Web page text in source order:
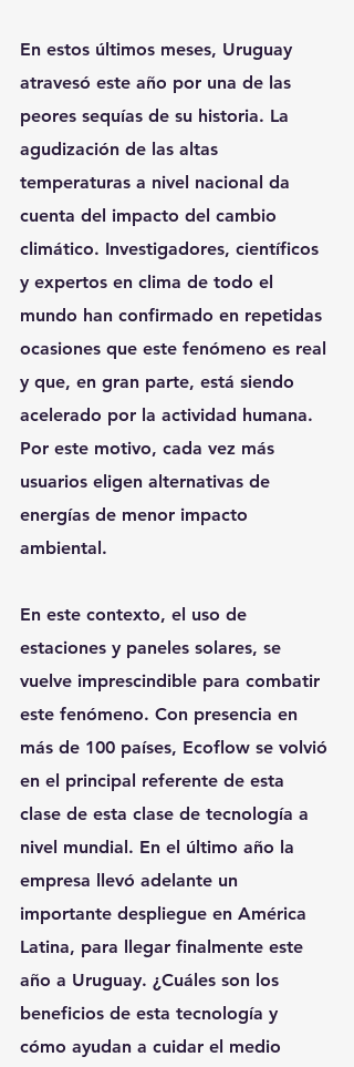
En estos últimos meses, Uruguay
atravesó este año por una de las
peores sequías de su historia. La
agudización de las altas
temperaturas a nivel nacional da
cuenta del impacto del cambio
climático. Investigadores, científicos
y expertos en clima de todo el
mundo han confirmado en repetidas
ocasiones que este fenómeno es real
y que, en gran parte, está siendo
acelerado por la actividad humana.
Por este motivo, cada vez más
usuarios eligen alternativas de
energías de menor impacto
ambiental.
En este contexto, el uso de
estaciones y paneles solares, se
vuelve imprescindible para combatir
este fenómeno. Con presencia en
más de 100 países, Ecoflow se volvió
en el principal referente de esta
clase de esta clase de tecnología a
nivel mundial. En el último año la
empresa llevó adelante un
importante despliegue en América
Latina, para llegar finalmente este
año a Uruguay. ¿Cuáles son los
beneficios de esta tecnología y
cómo ayudan a cuidar el medio